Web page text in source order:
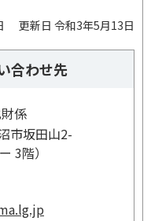
更新日 令和3年5月13日
合わせ先
係
市坂田山2-
3階）